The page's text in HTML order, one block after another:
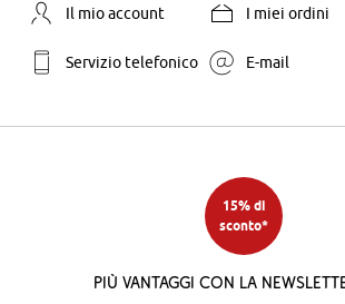
Il mio account I miei ordini
Servizio telefonico E-mail
15% di
sconto*
Più vantaggi con la